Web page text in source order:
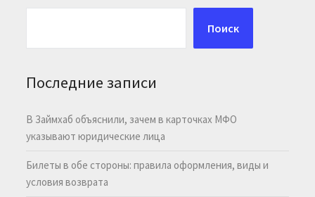
Поиск
Последние записи
В Займхаб объяснили, зачем в карточках МФО
указывают юридические лица
Билеты в обе стороны: правила оформления, виды и
условия возврата